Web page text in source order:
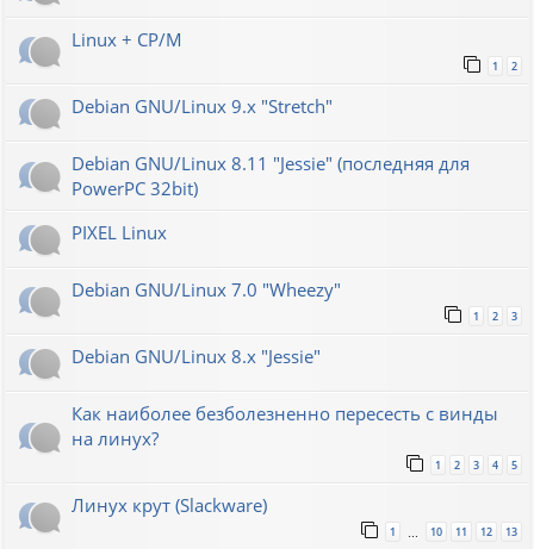
Linux + CP/M
1 2
Debian GNU/Linux 9.x "Stretch"
Debian GNU/Linux 8.11 "Jessie" (последняя для
PowerPC 32bit)
PIXEL Linux
Debian GNU/Linux 7.0 "Wheezy"
1 2 3
Debian GNU/Linux 8.x "Jessie"
Как наиболее безболезненно пересесть с винды
на линух?
1 2 3 4 5
Линух крут (Slackware)
1 … 10 11 12 13